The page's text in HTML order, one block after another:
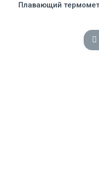
Плавающий